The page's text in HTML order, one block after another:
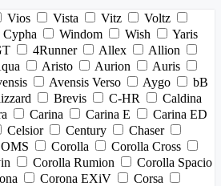
Vios Vista Vitz
Voltz
Windom Wish
Yaris
4Runner Allex
Allion
Aristo Aurion
Auris
Avensis Verso Aygo
bB
Brevis C-HR
Caldina
Carina Carina E
Carina ED
Celsior Century
Chaser
Corolla
Corolla Cross
Corolla Rumion
Corolla Spacio
Corona EXiV
Corsa